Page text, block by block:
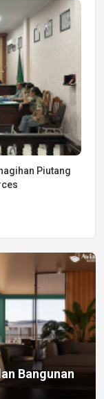
Piutang
Bangunan